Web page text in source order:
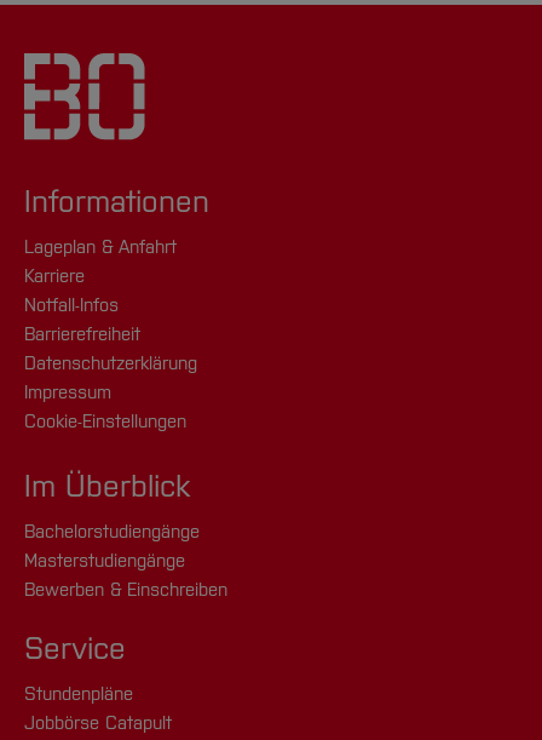
Informationen
Lageplan & Anfahrt
Karriere
Notfall-Infos
Barrierefreiheit
Datenschutzerklärung
Impressum
Cookie-Einstellungen
Im Überblick
Bachelorstudiengänge
Masterstudiengänge
Bewerben & Einschreiben
Service
Stundenpläne
Jobbörse Catapult